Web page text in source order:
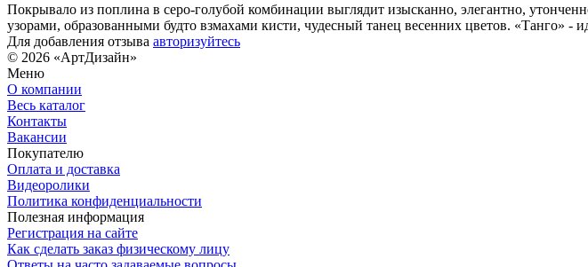
Покрывало из поплина в серо-голубой комбинации выглядит изысканно, элегантно,
узорами, образованными будто взмахами кисти, чудесный танец весенних цветов. «Танго»
Для добавления отзыва авторизуйтесь
© 2026 «АртДизайн»
Меню
О компании
Весь каталог
Контакты
Вакансии
Покупателю
Оплата и доставка
Видеоролики
Политика конфиденциальности
Полезная информация
Регистрация на сайте
Как сделать заказ физическому лицу